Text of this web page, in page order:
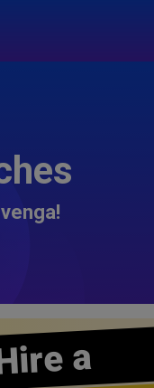
a